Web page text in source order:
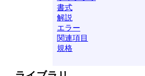
書式
解説
エラー
関連項目
規格